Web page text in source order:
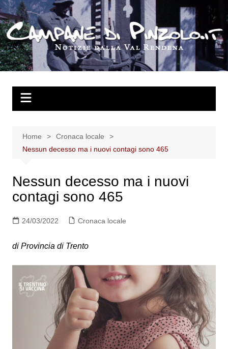
Salta
al
contenuto
Home
Cronaca locale
Nessun decesso ma i nuovi contagi sono 465
Nessun decesso ma i nuovi
contagi sono 465
24/03/2022 Cronaca locale
di Provincia di Trento